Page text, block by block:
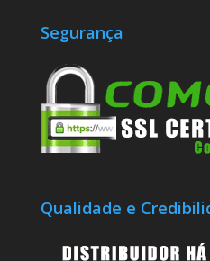
Segurança
Qualidade e